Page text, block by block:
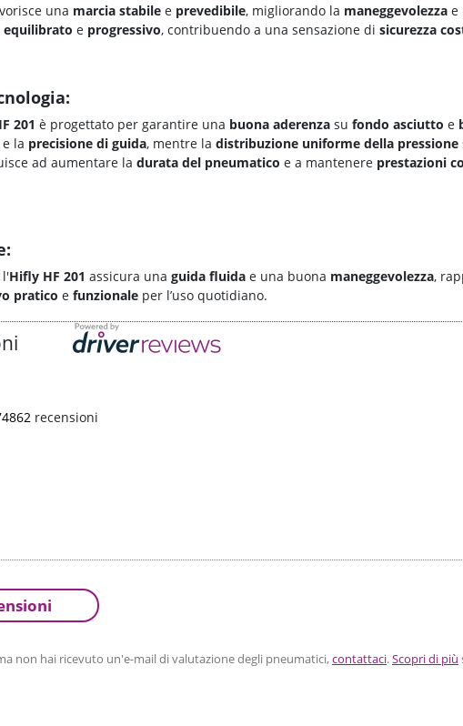
una marcia stabile e prevedibile, migliorando la maneggevolezza e
equilibrato e progressivo, contribuendo a una sensazione di sicurezza
201 è progettato per garantire una buona aderenza su fondo asciutto e
e la precisione di guida, mentre la distribuzione uniforme della pressione
ad aumentare la durata del pneumatico e a mantenere prestazioni
l'Hifly HF 201 assicura una guida fluida e una buona maneggevolezza,
pratico e funzionale per l’uso quotidiano.
recensioni
non hai ricevuto un'e-mail di valutazione degli pneumatici,contattaci.Scopri di più